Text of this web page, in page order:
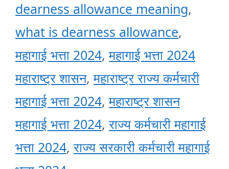
dearness allowance meaning,
what is dearness allowance,
महागाई भत्ता 2024,महागाई भत्ता 2024
महाराष्ट्र शासन,महाराष्ट्र राज्य कर्मचारी
महागाई भत्ता 2024,महाराष्ट्र शासन
महागाई भत्ता 2024,राज्य कर्मचारी महागाई
भत्ता 2024,राज्य सरकारी कर्मचारी महागाई